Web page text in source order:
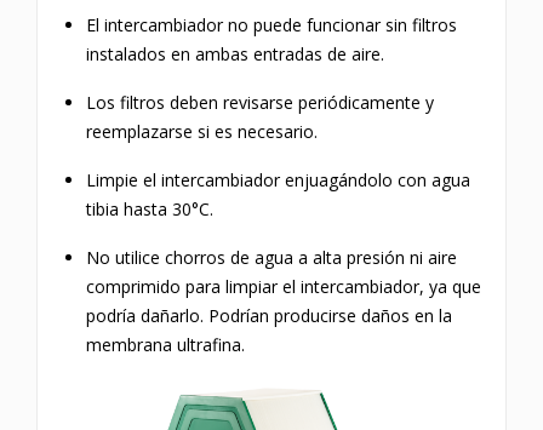
El intercambiador no puede funcionar sin filtros
instalados en ambas entradas de aire.
Los filtros deben revisarse periódicamente y
reemplazarse si es necesario.
Limpie el intercambiador enjuagándolo con agua
tibia hasta 30°C.
No utilice chorros de agua a alta presión ni aire
comprimido para limpiar el intercambiador, ya que
podría dañarlo. Podrían producirse daños en la
membrana ultrafina.